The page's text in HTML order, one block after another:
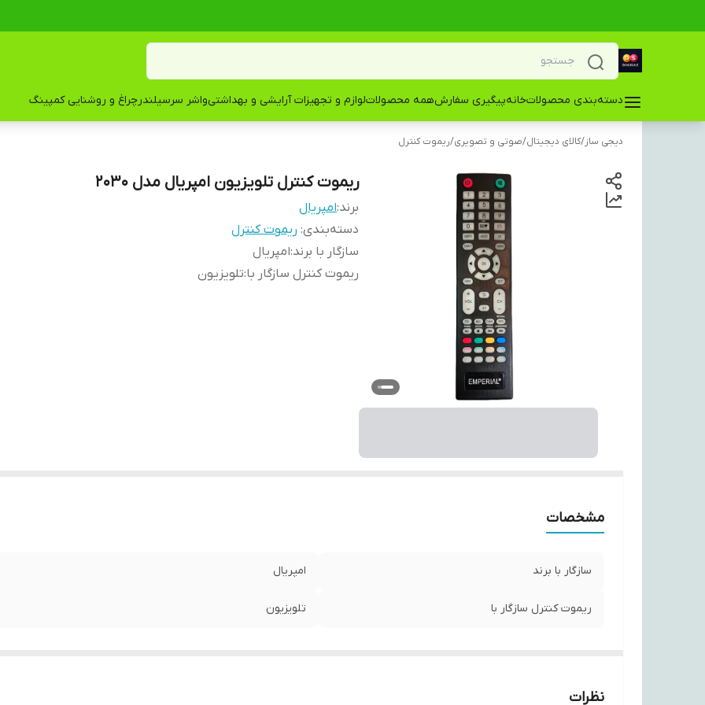
دسته‌بندی محصولاتخانهپیگیری سفارشهمه محصولاتلوازم و تجهیزات آرایشی و بهداشتیواشر سرسیلندرچراغ و روشنایی کمپینگ
دیجی ساز/کالای دیجیتال/صوتی و تصویری/ریموت کنترل
ریموت کنترل تلویزیون امپریال مدل 2030
برند:امپریال
دسته‌بندی: ریموت کنترل
سازگار با برند:امپریال
ریموت کنترل سازگار با:تلویزیون
مشخصات
سازگار با برند امپریال
ریموت کنترل سازگار با تلویزیون
نظرات